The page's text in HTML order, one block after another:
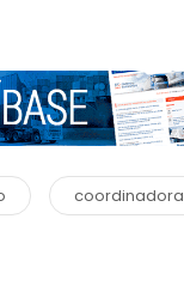
coordinadora